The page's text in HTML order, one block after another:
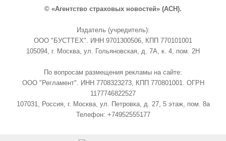
© «Агентство страховых новостей» (АСН).
Издатель (учредитель):
ООО "БУСТТЕХ". ИНН 9701300506, КПП 770101001
105094, г. Москва, ул. Гольяновская, д. 7А, к. 4, пом. 2Н
По вопросам размещения рекламы на сайте:
ООО "Регламент". ИНН 7708323273, КПП 770801001. ОГРН
1177746822527
107031, Россия, г. Москва, ул. Петровка, д. 27, 5 этаж, пом. 8а
Телефон: +74952555177